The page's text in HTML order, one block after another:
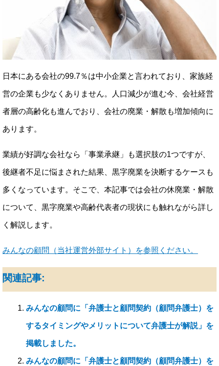
日本にある会社の99.7％は中小企業と言われており、家族経
営の企業も少なくありません。人口減少が進む今、会社経営
者層の高齢化も進んでおり、会社の廃業・解散も増加傾向に
あります。
業績が好調な会社なら「事業承継」も選択肢の1つですが、
後継者不足に悩まされた結果、黒字廃業を決断するケースも
多くなっています。そこで、本記事では会社の休廃業・解散
について、黒字廃業や高齢代表者の現状にも触れながら詳し
く解説します。
みんなの顧問（当社運営外部サイト）を参照ください。
関連記事:
みんなの顧問に「弁護士と顧問契約（顧問弁護士）を
するタイミングやメリットについて弁護士が解説」を
掲載しました。
みんなの顧問に「弁護士と顧問契約（顧問弁護士）を